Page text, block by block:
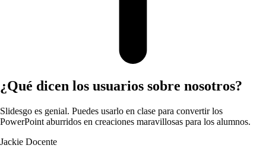
¿Qué dicen los usuarios sobre nosotros?
Slidesgo es genial. Puedes usarlo en clase para convertir los
PowerPoint aburridos en creaciones maravillosas para los alumnos.
Jackie Docente